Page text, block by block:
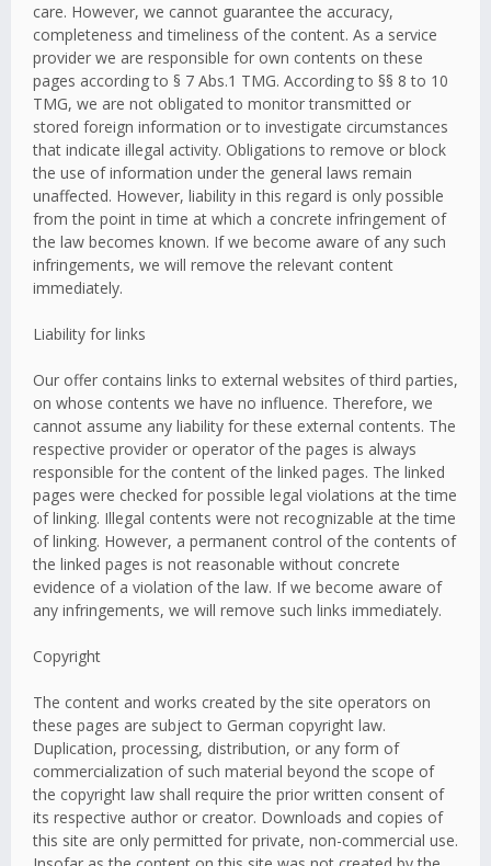
care. However, we cannot guarantee the accuracy,
completeness and timeliness of the content. As a service
provider we are responsible for own contents on these
pages according to § 7 Abs.1 TMG. According to §§ 8 to 10
TMG, we are not obligated to monitor transmitted or
stored foreign information or to investigate circumstances
that indicate illegal activity. Obligations to remove or block
the use of information under the general laws remain
unaffected. However, liability in this regard is only possible
from the point in time at which a concrete infringement of
the law becomes known. If we become aware of any such
infringements, we will remove the relevant content
immediately.
Liability for links
Our offer contains links to external websites of third parties,
on whose contents we have no influence. Therefore, we
cannot assume any liability for these external contents. The
respective provider or operator of the pages is always
responsible for the content of the linked pages. The linked
pages were checked for possible legal violations at the time
of linking. Illegal contents were not recognizable at the time
of linking. However, a permanent control of the contents of
the linked pages is not reasonable without concrete
evidence of a violation of the law. If we become aware of
any infringements, we will remove such links immediately.
Copyright
The content and works created by the site operators on
these pages are subject to German copyright law.
Duplication, processing, distribution, or any form of
commercialization of such material beyond the scope of
the copyright law shall require the prior written consent of
its respective author or creator. Downloads and copies of
this site are only permitted for private, non-commercial use.